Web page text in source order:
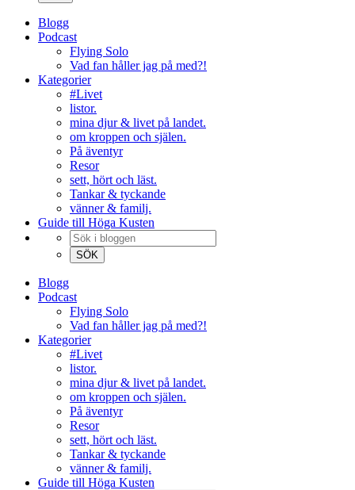
Blogg
Podcast
Flying Solo
Vad fan håller jag på med?!
Kategorier
#Livet
listor.
mina djur & livet på landet.
om kroppen och själen.
På äventyr
Resor
sett, hört och läst.
Tankar & tyckande
vänner & familj.
Guide till Höga Kusten
Blogg
Podcast
Flying Solo
Vad fan håller jag på med?!
Kategorier
#Livet
listor.
mina djur & livet på landet.
om kroppen och själen.
På äventyr
Resor
sett, hört och läst.
Tankar & tyckande
vänner & familj.
Guide till Höga Kusten